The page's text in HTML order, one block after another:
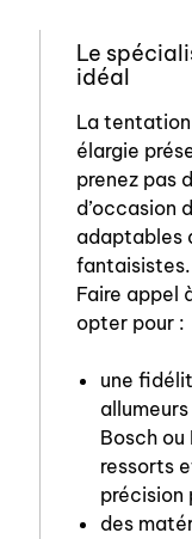
Le
idéal
La tentation
élargie
prenez pas
d’occasion
adaptables
fantaisistes.
Faire appel
opter pour :
une
Bosch ou
ressorts
précision
des